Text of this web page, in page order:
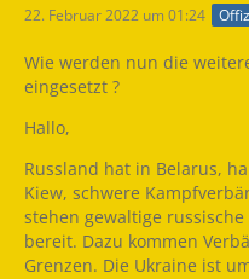
22. Februar 2022 um 01:24
Wie werden nun die
eingesetzt ?
Hallo,
Russland hat in Belarus,
Kiew, schwere
stehen gewaltige
bereit. Dazu kommen
Grenzen. Die Ukraine ist